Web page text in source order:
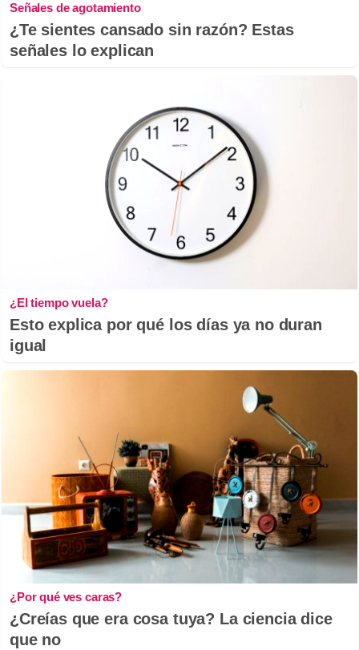
Señales de agotamiento
¿Te sientes cansado sin razón? Estas
señales lo explican
¿El tiempo vuela?
Esto explica por qué los días ya no duran
igual
¿Por qué ves caras?
¿Creías que era cosa tuya? La ciencia dice
que no